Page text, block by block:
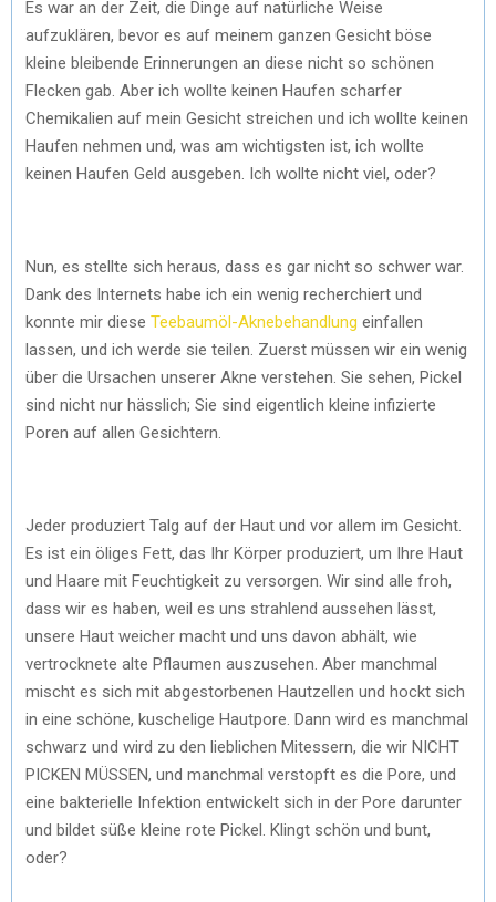
Es war an der Zeit, die Dinge auf natürliche Weise
aufzuklären, bevor es auf meinem ganzen Gesicht böse
kleine bleibende Erinnerungen an diese nicht so schönen
Flecken gab. Aber ich wollte keinen Haufen scharfer
Chemikalien auf mein Gesicht streichen und ich wollte keinen
Haufen nehmen und, was am wichtigsten ist, ich wollte
keinen Haufen Geld ausgeben. Ich wollte nicht viel, oder?
Nun, es stellte sich heraus, dass es gar nicht so schwer war.
Dank des Internets habe ich ein wenig recherchiert und
konnte mir diese Teebaumöl-Aknebehandlung einfallen
lassen, und ich werde sie teilen. Zuerst müssen wir ein wenig
über die Ursachen unserer Akne verstehen. Sie sehen, Pickel
sind nicht nur hässlich; Sie sind eigentlich kleine infizierte
Poren auf allen Gesichtern.
Jeder produziert Talg auf der Haut und vor allem im Gesicht.
Es ist ein öliges Fett, das Ihr Körper produziert, um Ihre Haut
und Haare mit Feuchtigkeit zu versorgen. Wir sind alle froh,
dass wir es haben, weil es uns strahlend aussehen lässt,
unsere Haut weicher macht und uns davon abhält, wie
vertrocknete alte Pflaumen auszusehen. Aber manchmal
mischt es sich mit abgestorbenen Hautzellen und hockt sich
in eine schöne, kuschelige Hautpore. Dann wird es manchmal
schwarz und wird zu den lieblichen Mitessern, die wir NICHT
PICKEN MÜSSEN, und manchmal verstopft es die Pore, und
eine bakterielle Infektion entwickelt sich in der Pore darunter
und bildet süße kleine rote Pickel. Klingt schön und bunt,
oder?